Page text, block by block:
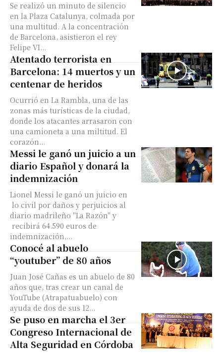
Se realizó un minuto de silencio
en la Plaza Catalunya, colmada por
una multitud. A la concentración
de Barcelona, asistieron el rey
Felipe VI...
Atentado terrorista en
Barcelona: 14 muertos y un
centenar de heridos
Ocurrió en La Rambla, una de las
zonas más turísticas de la ciudad,
donde los atacantes arrasaron con
una camioneta a una miltitud. El
corazón...
Messi le ganó un juicio a un
diario Español y donará la
indemnización
Lionel Messi le ganó un juicio en
lo civil por daños y perjuicios al
diario madrileño "La Razón" y
recibirá 64.590 euros de
indemnización,...
Conocé al abuelo
“youtuber” de 80 años
Juan José Cañas es un abuelo de 80
años que, tras crear un canal de
YouTube (Atrapatuabuelo) con
ayuda de dos de sus 12...
Se puso en marcha el 3er
Congreso Internacional de
Alta Seguridad en Córdoba